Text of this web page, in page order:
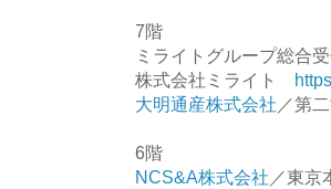
7階
ミライトグループ総合
株式会社ミライト
大明通産株式会社 ／第
6階
NCS&A株式会社 ／東京